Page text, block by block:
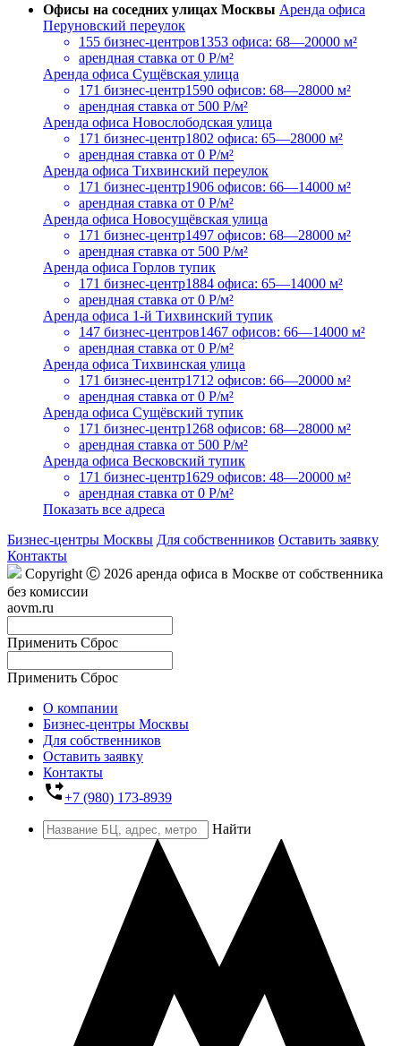
Офисы на соседних улицах Москвы Аренда офиса
Перуновский переулок
155 бизнес-центров1353 офиса: 68—20000 м²
арендная ставка от 0 Р/м²
Аренда офиса Сущёвская улица
171 бизнес-центр1590 офисов: 68—28000 м²
арендная ставка от 500 Р/м²
Аренда офиса Новослободская улица
171 бизнес-центр1802 офиса: 65—28000 м²
арендная ставка от 0 Р/м²
Аренда офиса Тихвинский переулок
171 бизнес-центр1906 офисов: 66—14000 м²
арендная ставка от 0 Р/м²
Аренда офиса Новосущёвская улица
171 бизнес-центр1497 офисов: 68—28000 м²
арендная ставка от 500 Р/м²
Аренда офиса Горлов тупик
171 бизнес-центр1884 офиса: 65—14000 м²
арендная ставка от 0 Р/м²
Аренда офиса 1-й Тихвинский тупик
147 бизнес-центров1467 офисов: 66—14000 м²
арендная ставка от 0 Р/м²
Аренда офиса Тихвинская улица
171 бизнес-центр1712 офисов: 66—20000 м²
арендная ставка от 0 Р/м²
Аренда офиса Сущёвский тупик
171 бизнес-центр1268 офисов: 68—28000 м²
арендная ставка от 500 Р/м²
Аренда офиса Весковский тупик
171 бизнес-центр1629 офисов: 48—20000 м²
арендная ставка от 0 Р/м²
Показать все адреса
Бизнес-центры Москвы Для собственников Оставить заявку
Контакты
Copyright Ⓒ 2026 аренда офиса в Москве от собственника
без комиссии
aovm.ru
Применить Сброс
Применить Сброс
О компании
Бизнес-центры Москвы
Для собственников
Оставить заявку
Контакты
phone_forwarded+7 (980) 173-8939
Найти